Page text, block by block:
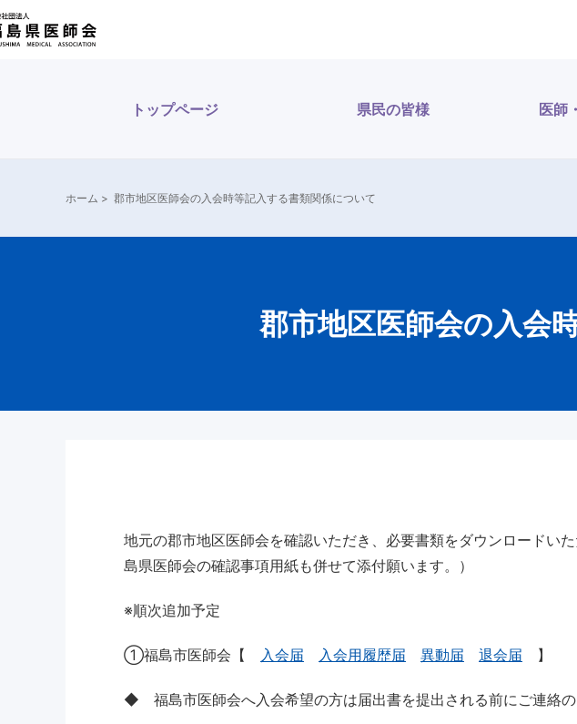
トップページ 県民の皆様 医師
ホーム > 郡市地区医師会の入会時等記入する書類関係について
郡市地区医師会の入会
地元の郡市地区医師会を確認いただき、必要書類をダウンロードい
島県医師会の確認事項用紙も併せて添付願います。）
※順次追加予定
①福島市医師会【 入会届 入会用履歴届 異動届 退会届 】
◆ 福島市医師会へ入会希望の方は届出書を提出される前にご連絡の